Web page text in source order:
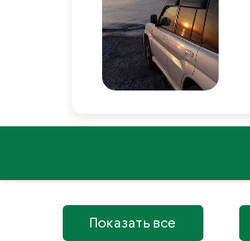
Показать все